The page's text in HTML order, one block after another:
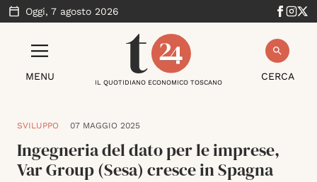
Oggi, 7 agosto 2026
MENU CERCA
IL QUOTIDIANO ECONOMICO TOSCANO
SVILUPPO 07 MAGGIO 2025
Ingegneria del dato per le imprese,
Var Group (Sesa) cresce in Spagna